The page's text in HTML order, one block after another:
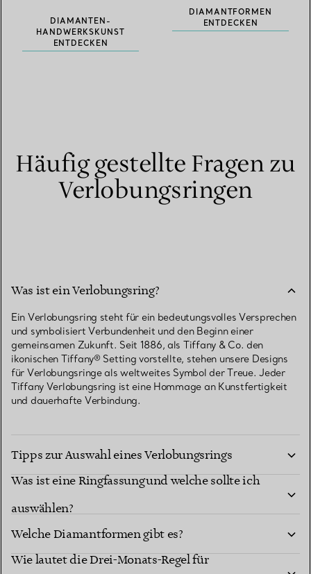
DIAMANTEN-
HANDWERKSKUNST
ENTDECKEN
DIAMANTFORMEN
ENTDECKEN
Häufig gestellte Fragen zu
Verlobungsringen
Was ist ein Verlobungsring?
Ein Verlobungsring steht für ein bedeutungsvolles Versprechen
und symbolisiert Verbundenheit und den Beginn einer
gemeinsamen Zukunft. Seit 1886, als Tiffany & Co. den
ikonischen Tiffany® Setting vorstellte, stehen unsere Designs
für Verlobungsringe als weltweites Symbol der Treue. Jeder
Tiffany Verlobungsring ist eine Hommage an Kunstfertigkeit
und dauerhafte Verbindung.
Tipps zur Auswahl eines Verlobungsrings
Was ist eine Ringfassung und welche sollte ich
auswählen?
Welche Diamantformen gibt es?
Diamantformen
Wie lautet die Drei-Monats-Regel für